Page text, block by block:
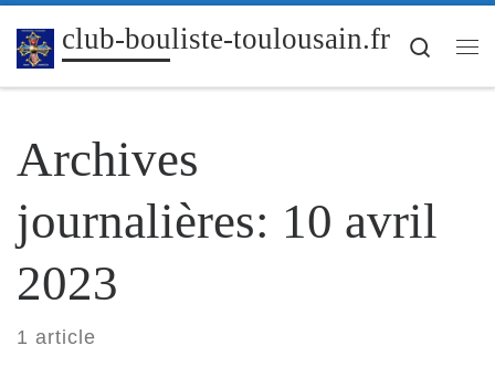
Passer au contenu
club-bouliste-toulousain.fr
Search
Archives
journalières: 10 avril
2023
1 article